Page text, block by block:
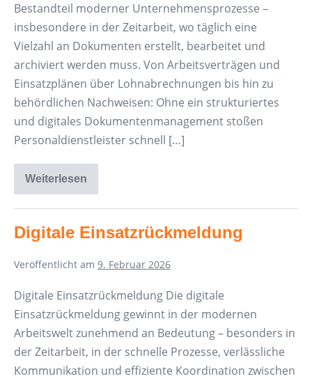
Bestandteil moderner Unternehmensprozesse –
insbesondere in der Zeitarbeit, wo täglich eine
Vielzahl an Dokumenten erstellt, bearbeitet und
archiviert werden muss. Von Arbeitsverträgen und
Einsatzplänen über Lohnabrechnungen bis hin zu
behördlichen Nachweisen: Ohne ein strukturiertes
und digitales Dokumentenmanagement stoßen
Personaldienstleister schnell […]
Weiterlesen
Digitale
Dokumentenverwaltung
in
Zeitarbeit
Digitale Einsatzrückmeldung
Veröffentlicht am 9. Februar 2026
Digitale Einsatzrückmeldung Die digitale
Einsatzrückmeldung gewinnt in der modernen
Arbeitswelt zunehmend an Bedeutung – besonders in
der Zeitarbeit, in der schnelle Prozesse, verlässliche
Kommunikation und effiziente Koordination zwischen